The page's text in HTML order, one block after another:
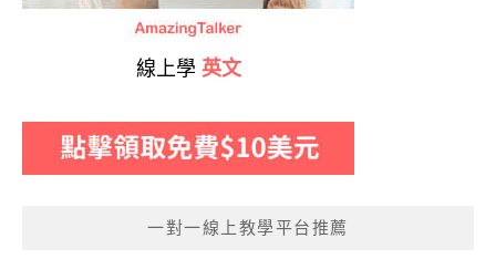
線上學 英文
一對一線上教學平台推薦